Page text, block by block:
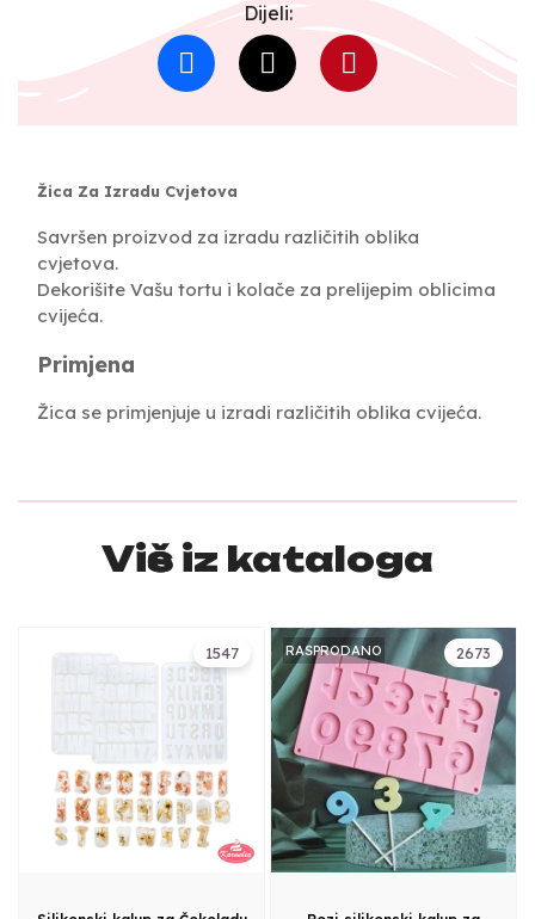
Dijeli:
Žica Za Izradu Cvjetova
Savršen proizvod za izradu različitih oblika
cvjetova.
Dekorišite Vašu tortu i kolače za prelijepim oblicima
cvijeća.
Primjena
Žica se primjenjuje u izradi različitih oblika cvijeća.
Više iz kataloga
1547 2673
RASPRODANO